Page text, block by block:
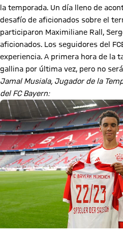
la temporada. Un día lleno de
desafío de aficionados sobre el
participaron Maximiliane Rall,
aficionados. Los seguidores del
experiencia. A primera hora de la
gallina por última vez, pero no
Jamal Musiala, Jugador de la
del FC Bayern: